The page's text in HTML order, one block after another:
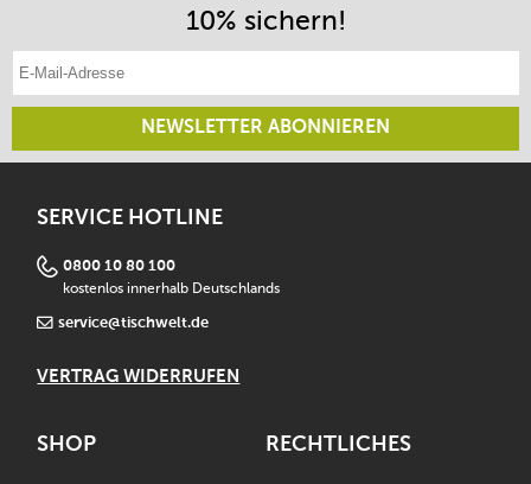
10% sichern!
NEWSLETTER ABONNIEREN
SERVICE HOTLINE
0800 10 80 100
kostenlos innerhalb Deutschlands
service@tischwelt.de
VERTRAG WIDERRUFEN
SHOP RECHTLICHES